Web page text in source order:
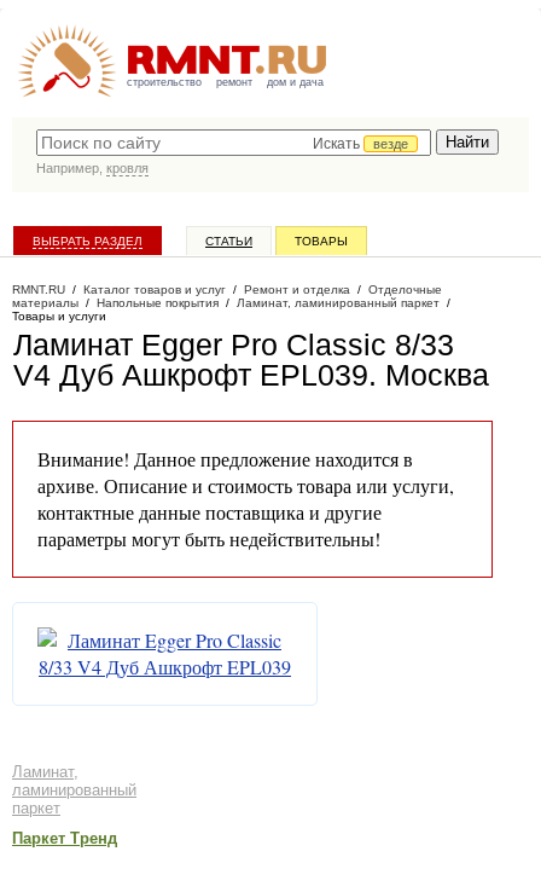
строительство ремонт дом и дача
Искать
везде
Например, кровля
ВЫБРАТЬ РАЗДЕЛ СТАТЬИ ТОВАРЫ
RMNT.RU / Каталог товаров и услуг / Ремонт и отделка / Отделочные
материалы / Напольные покрытия / Ламинат, ламинированный паркет /
Товары и услуги
Ламинат Egger Pro Classic 8/33
V4 Дуб Ашкрофт EPL039. Москва
Внимание! Данное предложение находится в
архиве. Описание и стоимость товара или услуги,
контактные данные поставщика и другие
параметры могут быть недействительны!
Ламинат,
ламинированный
паркет
Паркет Тренд